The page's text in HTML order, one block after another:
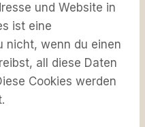
und Website in
ist eine
nicht, wenn du einen
all diese Daten
Cookies werden